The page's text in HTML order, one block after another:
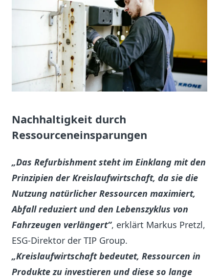
Nachhaltigkeit durch
Ressourceneinsparungen
„Das Refurbishment steht im Einklang mit den
Prinzipien der Kreislaufwirtschaft, da sie die
Nutzung natürlicher Ressourcen maximiert,
Abfall reduziert und den Lebenszyklus von
Fahrzeugen verlängert“, erklärt Markus Pretzl,
ESG-Direktor der TIP Group.
„Kreislaufwirtschaft bedeutet, Ressourcen in
Produkte zu investieren und diese so lange